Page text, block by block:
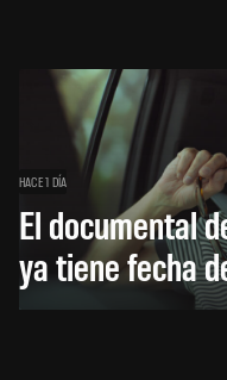
HACE 1 DÍA
El documental
ya tiene fecha